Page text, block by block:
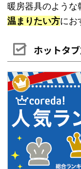
暖房器具のような
温まりたい方にお
ホットタ